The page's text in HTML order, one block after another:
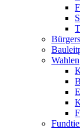
Wahlen